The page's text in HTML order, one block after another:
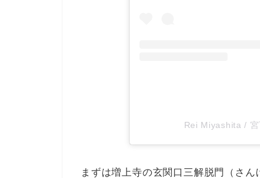
Rei Miyashita /
まずは増上寺の玄関口三解脱門（さ